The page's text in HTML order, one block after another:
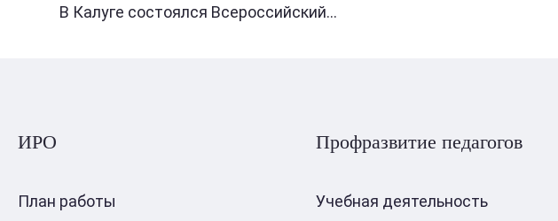
В Калуге состоялся Всероссийский...
ИРО
План работы
Профразвитие педагогов
Учебная деятельность